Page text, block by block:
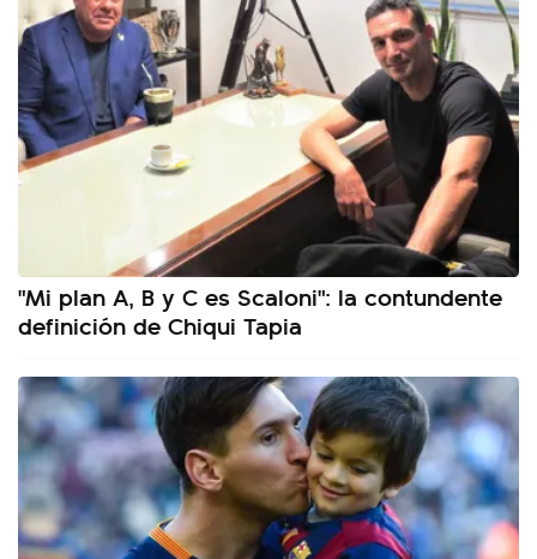
"Mi plan A, B y C es Scaloni": la contundente
definición de Chiqui Tapia